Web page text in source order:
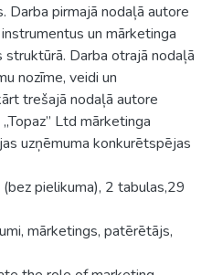
Darba pirmajā nodaļā autore
un mārketinga
struktūrā. Darba otrajā nodaļā
nozīme, veidi un
trešajā nodaļā autore
Ltd mārketinga
uzņēmuma konkurētspējas
pielikuma), 2 tabulas,29
mārketings, patērētājs,